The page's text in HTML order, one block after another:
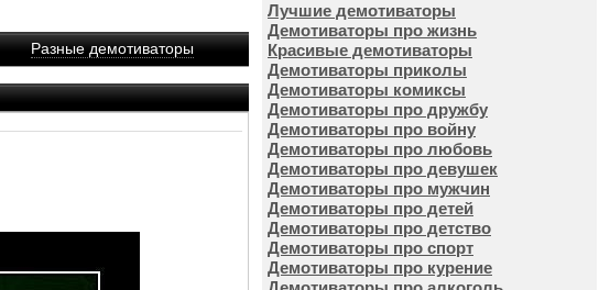
Разные демотиваторы
Лучшие демотиваторы
Демотиваторы про жизнь
Красивые демотиваторы
Демотиваторы приколы
Демотиваторы комиксы
Демотиваторы про дружбу
Демотиваторы про войну
Демотиваторы про любовь
Демотиваторы про девушек
Демотиваторы про мужчин
Демотиваторы про детей
Демотиваторы про детство
Демотиваторы про спорт
Демотиваторы про курение